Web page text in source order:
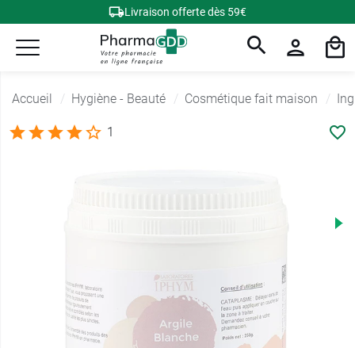
Livraison offerte dès 59€
Accueil Hygiène - Beauté Cosmétique fait maison
1